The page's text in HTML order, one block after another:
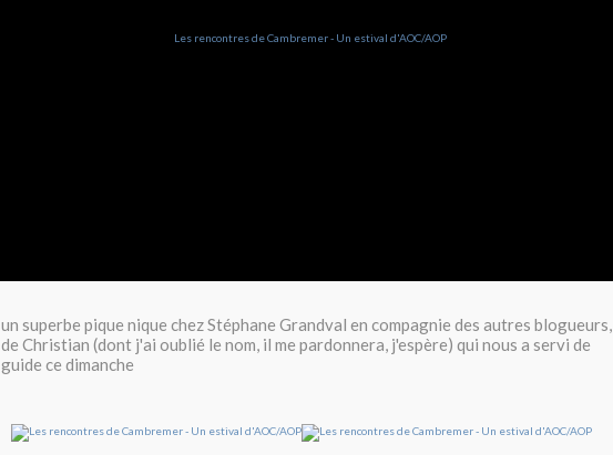
un superbe pique nique chez Stéphane Grandval en compagnie des autres blogueurs,
de Christian (dont j'ai oublié le nom, il me pardonnera, j'espère) qui nous a servi de
guide ce dimanche